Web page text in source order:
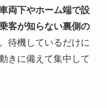
両下やホーム端で設
客が知らない裏側の
待機しているだけに
きに備えて集中して